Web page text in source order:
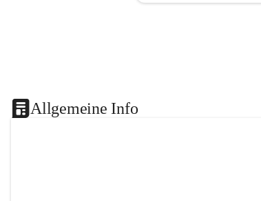
Allgemeine Info